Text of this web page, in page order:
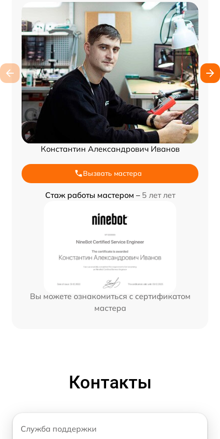
Константин Александрович Иванов
Вызвать мастера
Стаж работы мастером – 5 лет лет
Вы можете ознакомиться с сертификатом
мастера
Контакты
Служба поддержки